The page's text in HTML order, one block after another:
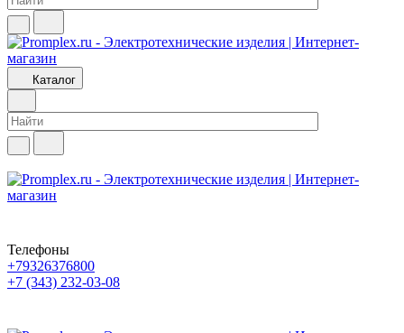
Каталог
Телефоны
+79326376800
+7 (343) 232-03-08